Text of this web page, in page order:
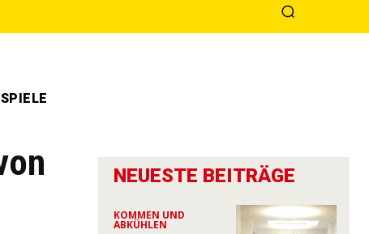
NEUESTE BEITRÄGE
KOMMEN UND
ABKÜHLEN